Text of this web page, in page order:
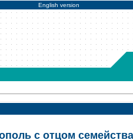
English version
с отцом